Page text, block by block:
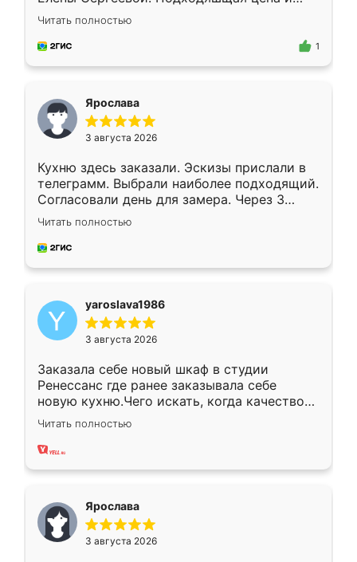
короткие сроки изготовления. Приехавший
для замера сотрудник Владислав
предложил по моему эскизу самый
Читать полностью
1
Ярослава
3 августа 2026
Кухню здесь заказали. Эскизы прислали в
телеграмм. Выбрали наиболее подходящий.
Согласовали день для замера. Через 3
недели кухня была уже готова. Остались
довольны работой. Спасибо Ренессанс
мебель за качественную работу!
Читать полностью
yaroslava1986
3 августа 2026
Заказала себе новый шкаф в студии
Ренессанс где ранее заказывала себе
новую кухню.Чего искать, когда качеством
вполне довольна. Служит кухня уже почти
два года, нареканий нет.
Читать полностью
Ярослава
3 августа 2026